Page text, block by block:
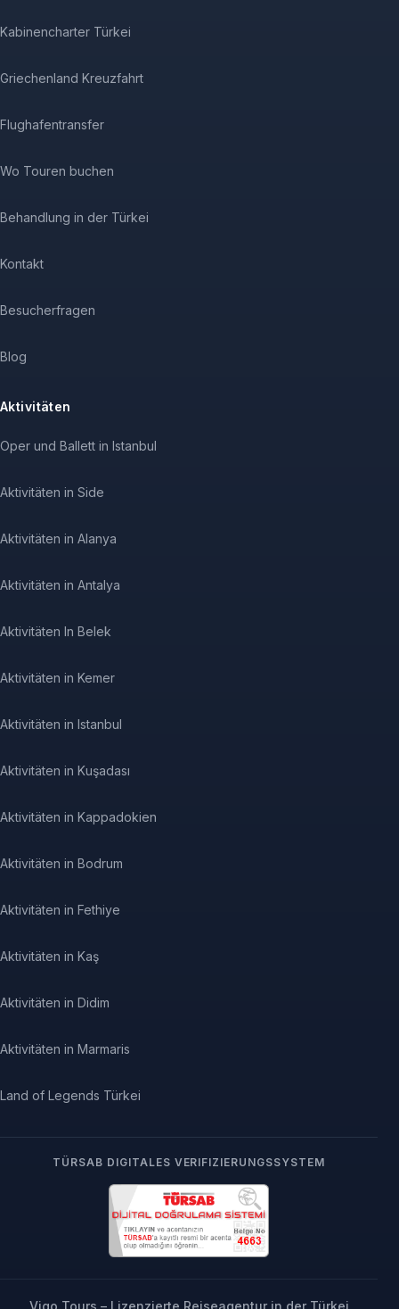
Kabinencharter Türkei
Griechenland Kreuzfahrt
Flughafentransfer
Wo Touren buchen
Behandlung in der Türkei
Kontakt
Besucherfragen
Blog
Aktivitäten
Oper und Ballett in Istanbul
Aktivitäten in Side
Aktivitäten in Alanya
Aktivitäten in Antalya
Aktivitäten In Belek
Aktivitäten in Kemer
Aktivitäten in Istanbul
Aktivitäten in Kuşadası
Aktivitäten in Kappadokien
Aktivitäten in Bodrum
Aktivitäten in Fethiye
Aktivitäten in Kaş
Aktivitäten in Didim
Aktivitäten in Marmaris
Land of Legends Türkei
TÜRSAB DIGITALES VERIFIZIERUNGSSYSTEM